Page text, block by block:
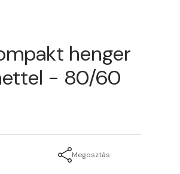
henger
- 80/60
Megosztás